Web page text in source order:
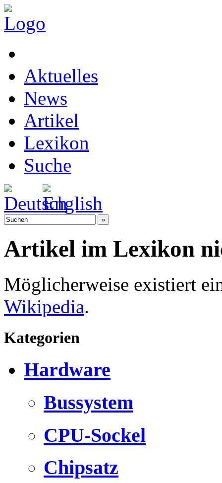
Aktuelles
News
Artikel
Lexikon
Suche
Artikel im Lexikon
Möglicherweise existiert
Wikipedia.
Kategorien
Hardware
Bussystem
CPU-Sockel
Chipsatz